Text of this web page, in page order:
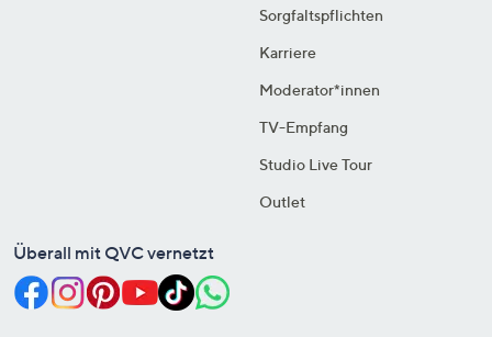
Sorgfaltspflichten
Karriere
Moderator*innen
TV-Empfang
Studio Live Tour
Outlet
Überall mit QVC vernetzt